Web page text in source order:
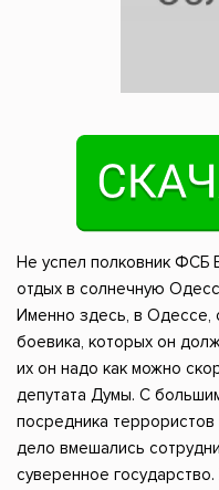
Не успел полковник ФСБ
отдых в солнечную
Именно здесь, в Одессе,
боевика, которых он
их он надо как можно
депутата Думы. С
посредника террористов
дело вмешались
суверенное